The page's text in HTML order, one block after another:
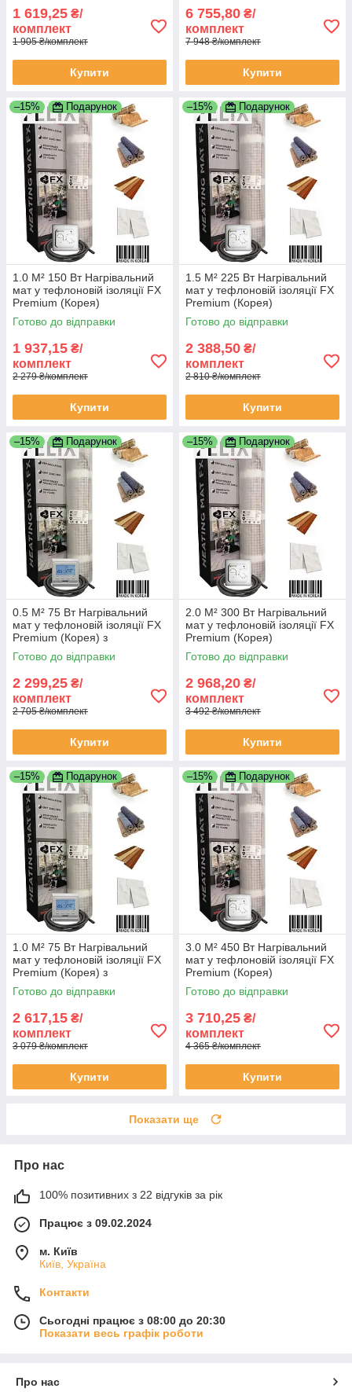
1 619,25 ₴/
комплект
1 905 ₴/комплект
Купити
6 755,80 ₴/
комплект
7 948 ₴/комплект
Купити
–15% Подарунок
1.0 М² 150 Вт Нагрівальний
мат у тефлоновій ізоляції FX
Premium (Корея)
Готово до відправки
1 937,15 ₴/
комплект
2 279 ₴/комплект
Купити
–15% Подарунок
1.5 М² 225 Вт Нагрівальний
мат у тефлоновій ізоляції FX
Premium (Корея)
Готово до відправки
2 388,50 ₴/
комплект
2 810 ₴/комплект
Купити
–15% Подарунок
0.5 М² 75 Вт Нагрівальний
мат у тефлоновій ізоляції FX
Premium (Корея) з
програматором
Готово до відправки
2 299,25 ₴/
комплект
2 705 ₴/комплект
Купити
–15% Подарунок
2.0 М² 300 Вт Нагрівальний
мат у тефлоновій ізоляції FX
Premium (Корея)
Готово до відправки
2 968,20 ₴/
комплект
3 492 ₴/комплект
Купити
–15% Подарунок
1.0 М² 75 Вт Нагрівальний
мат у тефлоновій ізоляції FX
Premium (Корея) з
програматором
Готово до відправки
2 617,15 ₴/
комплект
3 079 ₴/комплект
Купити
–15% Подарунок
3.0 М² 450 Вт Нагрівальний
мат у тефлоновій ізоляції FX
Premium (Корея)
Готово до відправки
3 710,25 ₴/
комплект
4 365 ₴/комплект
Купити
Показати ще
Про нас
100% позитивних з 22 відгуків за рік
Працює з 09.02.2024
м. Київ
Київ, Україна
Контакти
Сьогодні працює з 08:00 до 20:30
Показати весь графік роботи
Про нас